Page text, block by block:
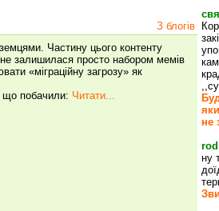
З блогів
Частину цього контенту
залишилася просто набором мемів
«міграційну загрозу» як
що побачили: Читати...
не
rod
ну